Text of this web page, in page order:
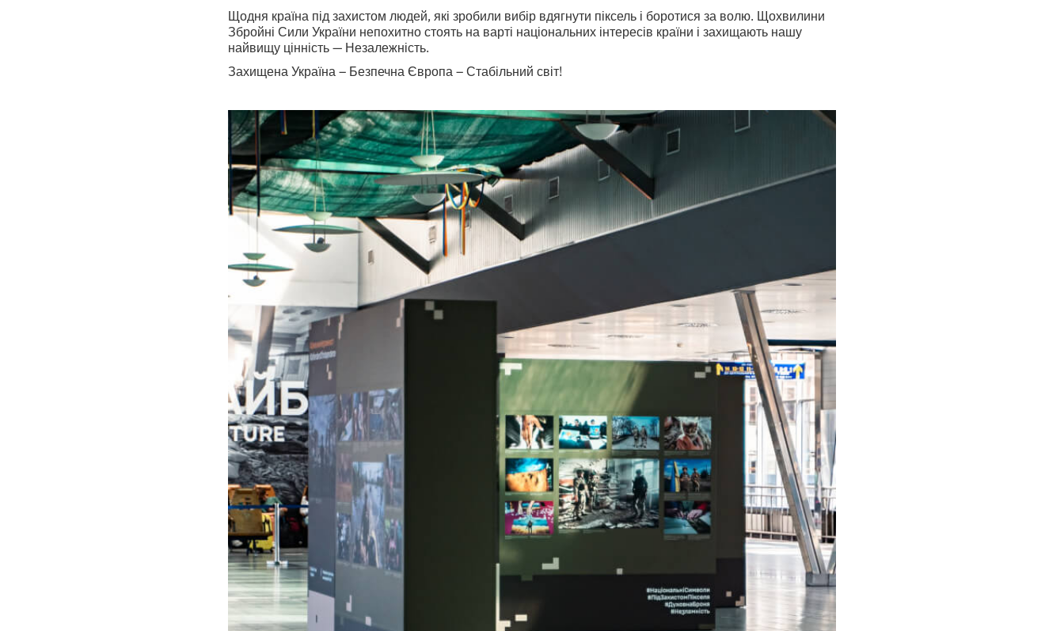
Щодня країна під захистом людей, які зробили вибір вдягнути піксель і боротися за волю. Щохвилини
Збройні Сили України непохитно стоять на варті національних інтересів країни і захищають нашу
найвищу цінність — Незалежність.
Захищена Україна – Безпечна Європа – Стабільний світ!